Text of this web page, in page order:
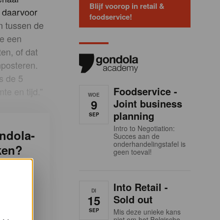
tussen de
een
of dat
de 5
en tijd.”
Blijf voorop in retail &
foodservice!
WOE
9
SEP
Foodservice -
Joint business
planning
Intro to Negotiation:
Succes aan de
onderhandelingstafel is
geen toeval!
DI
15
SEP
Into Retail -
Sold out
Mis deze unieke kans